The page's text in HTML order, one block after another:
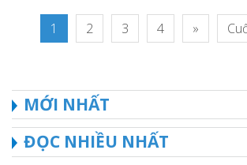
1 2 3 4 »
MỚI NHẤT
ĐỌC NHIỀU NHẤT